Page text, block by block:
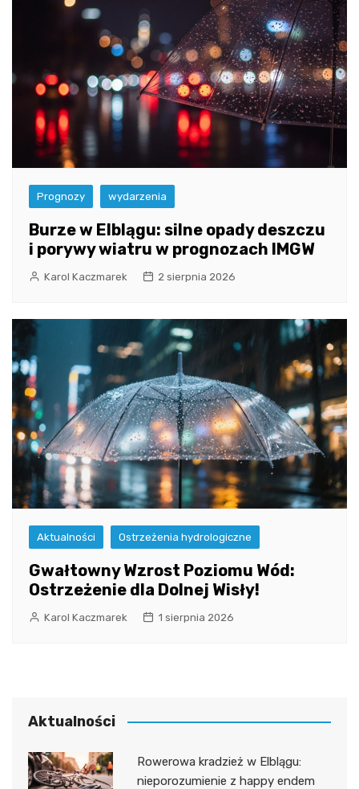
Prognozy wydarzenia
Burze w Elblągu: silne opady deszczu
i porywy wiatru w prognozach IMGW
Karol Kaczmarek 2 sierpnia 2026
Aktualności Ostrzeżenia hydrologiczne
Gwałtowny Wzrost Poziomu Wód:
Ostrzeżenie dla Dolnej Wisły!
Karol Kaczmarek 1 sierpnia 2026
Aktualności
Rowerowa kradzież w Elblągu:
nieporozumienie z happy endem